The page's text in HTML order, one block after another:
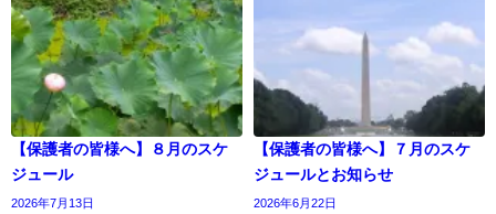
【保護者の皆様へ】８月のスケ
ジュール
2026年7月13日
【保護者の皆様へ】７月のスケ
ジュールとお知らせ
2026年6月22日